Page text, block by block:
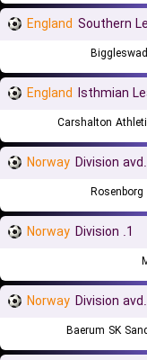
England Southern
England Isthmian
Carshalton
Norway
Rosenborg
Norway 1. Division
Norway
Baerum SK